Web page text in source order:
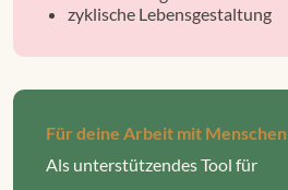
zyklische Lebensgestaltung
Für deine Arbeit mit Menschen
Als unterstützendes Tool für